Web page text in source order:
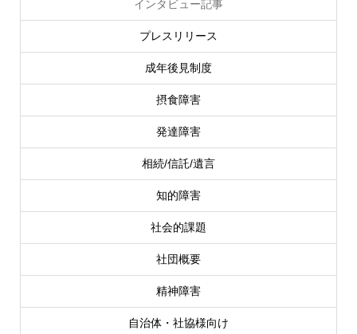
インタビュー記事
プレスリリース
成年後見制度
摂食障害
発達障害
相続/信託/遺言
知的障害
社会的課題
社団概要
精神障害
自治体・社協様向け